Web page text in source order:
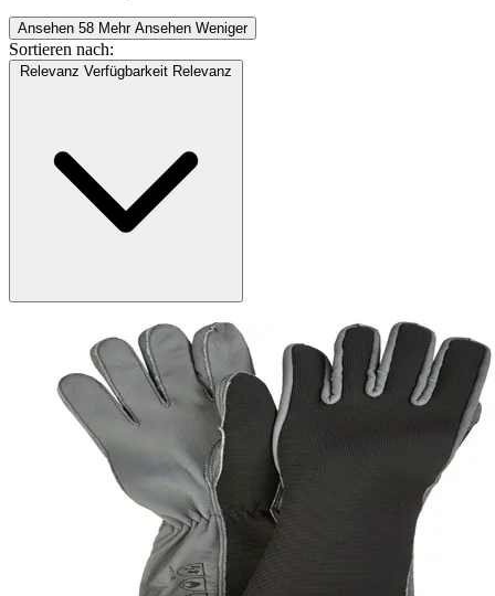
Ansehen 58 Mehr Ansehen Weniger
Sortieren nach:
Relevanz Verfügbarkeit Relevanz